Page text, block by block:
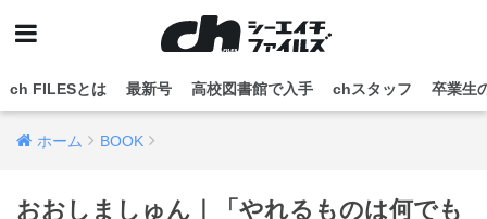
ch FILESとは 最新号 高校図書館で入手 chスタッフ 卒業生
ホーム BOOK
おおしましゅん｜「やれるものは何でも